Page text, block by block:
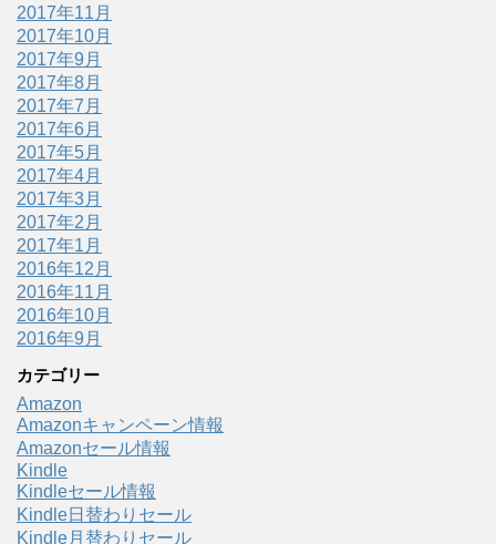
2017年11月
2017年10月
2017年9月
2017年8月
2017年7月
2017年6月
2017年5月
2017年4月
2017年3月
2017年2月
2017年1月
2016年12月
2016年11月
2016年10月
2016年9月
カテゴリー
Amazon
Amazonキャンペーン情報
Amazonセール情報
Kindle
Kindleセール情報
Kindle日替わりセール
Kindle月替わりセール